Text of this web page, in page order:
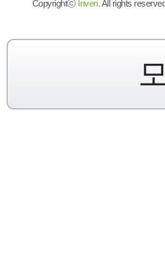
Copyrightⓒ Inven.All rights